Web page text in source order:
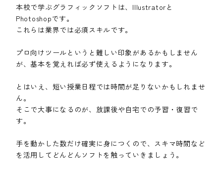
本校で学ぶグラフィックソフトは、Illustratorと
Photoshopです。
これらは業界では必須スキルです。
プロ向けツールというと難しい印象があるかもしません
が、基本を覚えれば必ず使えるようになります。
とはいえ、短い授業日程では時間が足りないかもしれませ
ん。
そこで大事になるのが、放課後や自宅での予習・復習で
す。
手を動かした数だけ確実に身につくので、スキマ時間など
を活用してどんどんソフトを触っていきましょう。